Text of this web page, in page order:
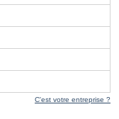
C'est votre entreprise ?